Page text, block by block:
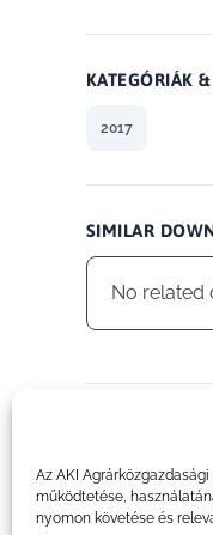
Az AKI
működtetése,
nyomon követése és
KATEGÓRIÁK &
2017
SIMILAR
No related